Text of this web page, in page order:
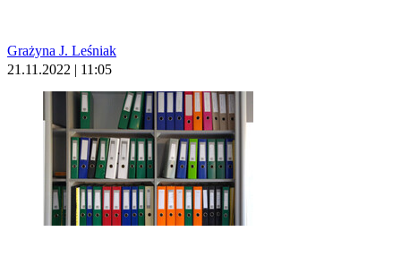
Grażyna J. Leśniak
21.11.2022 | 11:05